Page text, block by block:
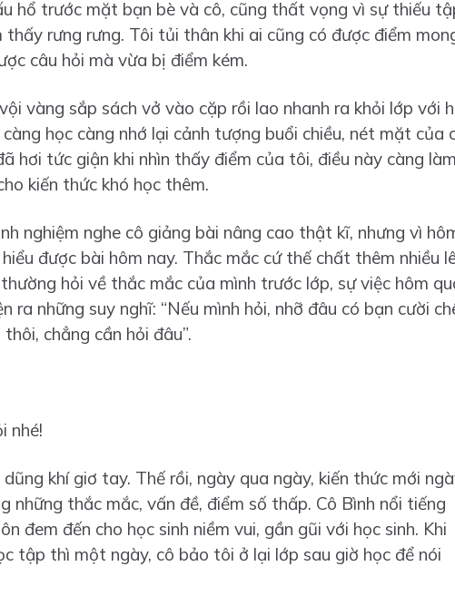
hổ trước mặt bạn bè và cô, cũng thất vọng vì sự thiếu
rưng rưng. Tôi tủi thân khi ai cũng có được điểm
câu hỏi mà vừa bị điểm kém.
vàng sắp sách vở vào cặp rồi lao nhanh ra khỏi lớp với
học càng nhớ lại cảnh tượng buổi chiều, nét mặt của
hơi tức giận khi nhìn thấy điểm của tôi, điều này càng
kiến thức khó học thêm.
nghiệm nghe cô giảng bài nâng cao thật kĩ, nhưng vì
được bài hôm nay. Thắc mắc cứ thế chất thêm nhiều
hỏi về thắc mắc của mình trước lớp, sự việc hôm
ra những suy nghĩ: “Nếu mình hỏi, nhỡ đâu có bạn cười
chẳng cần hỏi đâu”.
nhé!
khí giơ tay. Thế rồi, ngày qua ngày, kiến thức mới
những thắc mắc, vấn đề, điểm số thấp. Cô Bình nổi tiếng
đem đến cho học sinh niềm vui, gần gũi với học sinh. Khi
tập thì một ngày, cô bảo tôi ở lại lớp sau giờ học để nói